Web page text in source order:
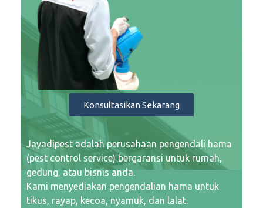
Konsultasikan Sekarang
Jayadipest adalah perusahaan pengendali hama
(pest control service) bergaransi untuk rumah,
gedung, atau bisnis anda.
Kami menyediakan pengendalian hama untuk
tikus, rayap, kecoa, nyamuk, dan lalat.